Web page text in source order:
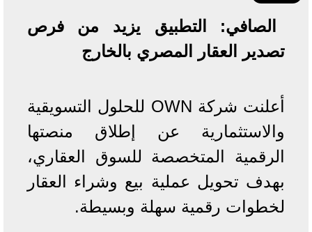
الصافي: التطبيق يزيد من فرص
تصدير العقار المصري بالخارج
أعلنت شركة OWN للحلول التسويقية
والاستثمارية عن إطلاق منصتها
الرقمية المتخصصة للسوق العقاري،
بهدف تحويل عملية بيع وشراء العقار
لخطوات رقمية سهلة وبسيطة.